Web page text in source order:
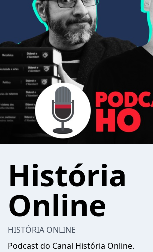
História
Online
HISTÓRIA ONLINE
Podcast do Canal História Online.